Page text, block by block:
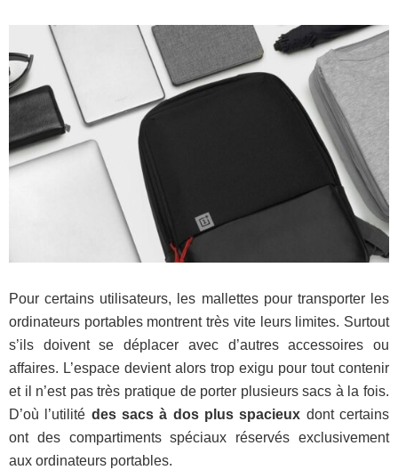
Pour certains utilisateurs, les mallettes pour transporter les
ordinateurs portables montrent très vite leurs limites. Surtout
s’ils doivent se déplacer avec d’autres accessoires ou
affaires. L’espace devient alors trop exigu pour tout contenir
et il n’est pas très pratique de porter plusieurs sacs à la fois.
D’où l’utilité des sacs à dos plus spacieux dont certains
ont des compartiments spéciaux réservés exclusivement
aux ordinateurs portables.